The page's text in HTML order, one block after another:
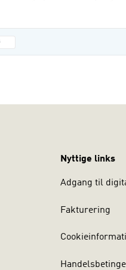
Nyttige links
Adgang til
Fakturering